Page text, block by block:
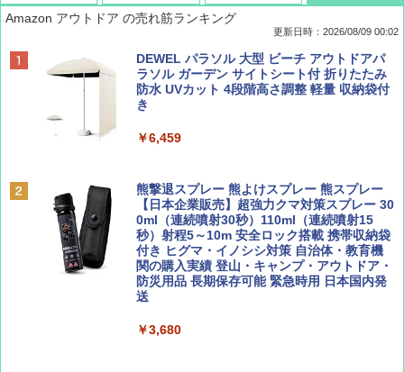
BE-PAL(ビ-パル) 2026年 9 月号【特別付録:
SOTO ミニマル"旅"財布 ランダム2種】
￥1,500
誌] (ＤＩＳＮＥＹ ＦＡＮ)
￥713
山と溪谷 2026年8月号「南アルプス大全」
D40 地球の歩き方 チェンマイ タイ北部の魅
力的な町 2026～2027 地球の歩き方D アジア
￥2,079
￥2,695
A09 地球の歩き方 イタリア 2026～2027 地
球の歩き方A ヨーロッパ
￥2,479
[キャンパーズコレクション 山善] ポップアッ
プテント 傘みたいに広げて畳める パッとサ
ッとサンシェード キューブ フルクローズ メ
ッシュ 簡単設置 ワンタッチテント キャンプ
PYKES PEAK (パイクスピーク) 着替えテン
ト プライバシー テント 【中が透けない】 1
人用 折りたたみ 防災グッズ 災害用トイレ ビ
ーチ ピクニック ポップアップテント 携帯 簡
易 トイレテント (ブラック)
￥4,980
Amazon アウトドア の売れ筋ランキング
更新日時：2026/08/09 00:02
DEWEL パラソル 大型 ビーチ アウトドアパ
ラソル ガーデン サイトシート付 折りたたみ
防水 UVカット 4段階高さ調整 軽量 収納袋付
き
￥6,459
熊撃退スプレー 熊よけスプレー 熊スプレー
【日本企業販売】超強力クマ対策スプレー 30
0ml（連続噴射30秒）110ml（連続噴射15
秒）射程5～10m 安全ロック搭載 携帯収納袋
付き ヒグマ・イノシシ対策 自治体・教育機
関の購入実績 登山・キャンプ・アウトドア・
防災用品 長期保存可能 緊急時用 日本国内発
送
￥3,680